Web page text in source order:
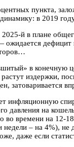
пункта,
в 2019
й в плане
дефицит
в конечную
издержки,
затоваривается
инфляционную
давления на
во времени на 12-
недели – на 4%),
даже если